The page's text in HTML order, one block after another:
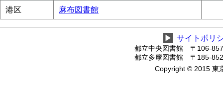
港区 麻布図書館
▶ サイトポリ
都立中央図書館 〒106-
都立多摩図書館 〒185-
Copyright © 2015 東